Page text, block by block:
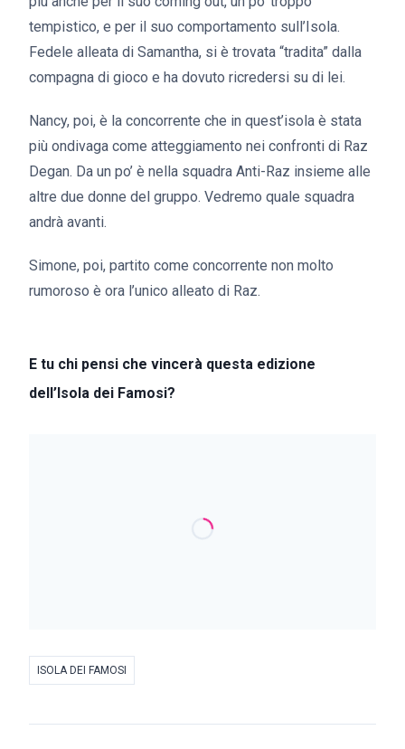
tempistico, e per il suo comportamento sull’Isola.
Fedele alleata di Samantha, si è trovata “tradita” dalla
compagna di gioco e ha dovuto ricredersi su di lei.
Nancy, poi, è la concorrente che in quest’isola è stata
più ondivaga come atteggiamento nei confronti di Raz
Degan. Da un po’ è nella squadra Anti-Raz insieme alle
altre due donne del gruppo. Vedremo quale squadra
andrà avanti.
Simone, poi, partito come concorrente non molto
rumoroso è ora l’unico alleato di Raz.
E tu chi pensi che vincerà questa edizione
dell’Isola dei Famosi?
ISOLA DEI FAMOSI